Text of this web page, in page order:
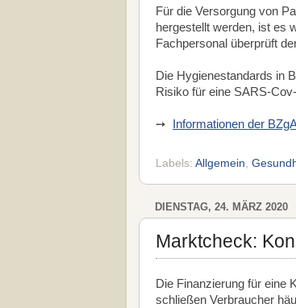
Für die Versorgung von
hergestellt werden, ist es
Fachpersonal überprüft
Die Hygienestandards in
Risiko für eine SARS-
➙ Informationen der
Labels: Allgemein
DIENSTAG, 24. MÄRZ 2020
Marktcheck:
Die Finanzierung für eine
schließen Verbraucher